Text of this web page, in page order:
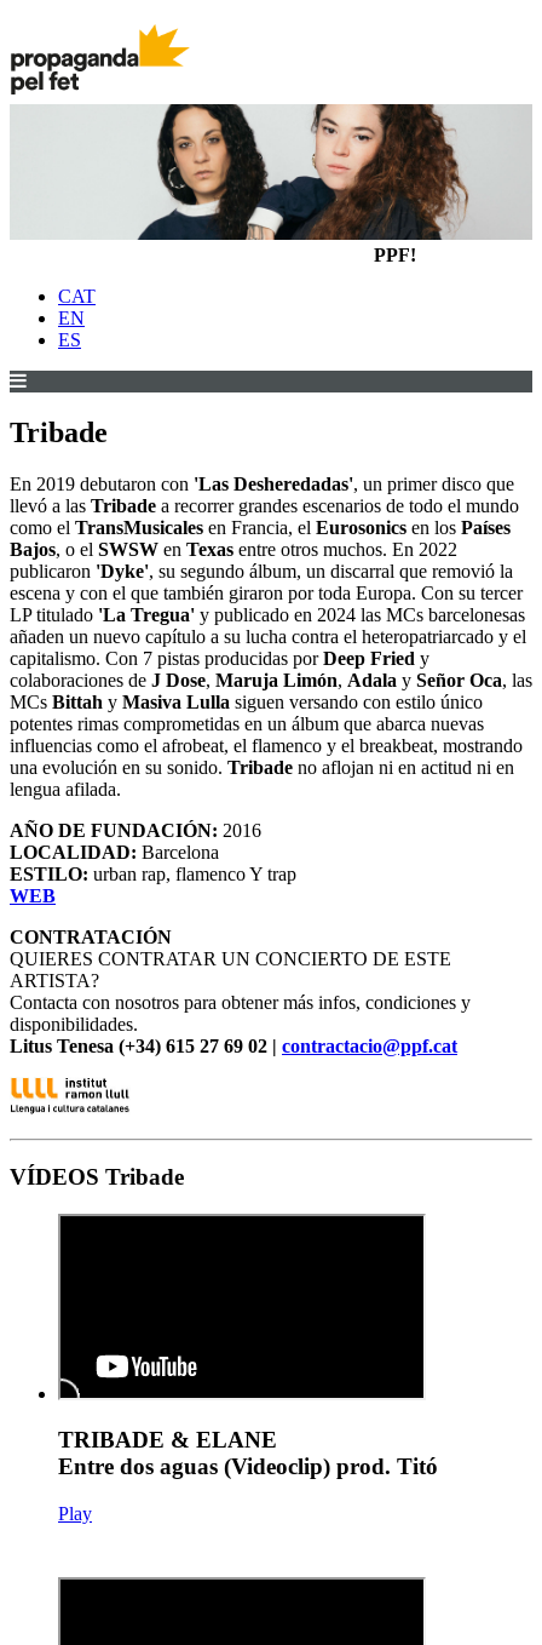
PPF!
CAT
EN
ES
Tribade
En 2019 debutaron con 'Las Desheredadas', un primer disco que
llevó a las Tribade a recorrer grandes escenarios de todo el mundo
como el TransMusicales en Francia, el Eurosonics en los Países
Bajos, o el SWSW en Texas entre otros muchos. En 2022
publicaron 'Dyke', su segundo álbum, un discarral que removió la
escena y con el que también giraron por toda Europa. Con su tercer
LP titulado 'La Tregua' y publicado en 2024 las MCs barcelonesas
añaden un nuevo capítulo a su lucha contra el heteropatriarcado y el
capitalismo. Con 7 pistas producidas porDeep Fried y
colaboraciones de J Dose, Maruja Limón, Adala y Señor Oca, las
MCs Bittah y Masiva Lulla siguen versando con estilo único
potentes rimas comprometidas en un álbum que abarca nuevas
influencias como el afrobeat, el flamenco y el breakbeat, mostrando
una evolución en su sonido. Tribade no aflojan ni en actitud ni en
lengua afilada.
AÑO DE FUNDACIÓN: 2016
LOCALIDAD: Barcelona
ESTILO: urban rap, flamenco Y trap
WEB
CONTRATACIÓN
QUIERES CONTRATAR UN CONCIERTO DE ESTE
ARTISTA?
Contacta con nosotros para obtener más infos, condiciones y
disponibilidades.
Litus Tenesa (+34) 615 27 69 02 | contractacio@ppf.cat
VÍDEOS Tribade
TRIBADE & ELANE
Entre dos aguas (Videoclip) prod. Titó
Play